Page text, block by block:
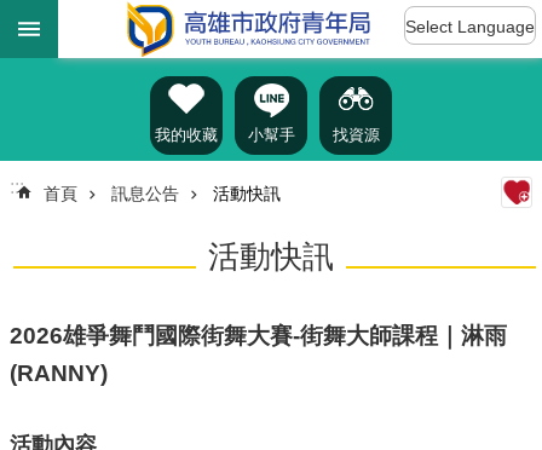
跳到主要內容區塊
識
訊
告
Select Language
我的收藏 小幫手 找資源
::: 首頁 訊息公告 活動快訊
活動快訊
2026雄爭舞鬥國際街舞大賽-街舞大師課程｜淋雨
(RANNY)
活動內容